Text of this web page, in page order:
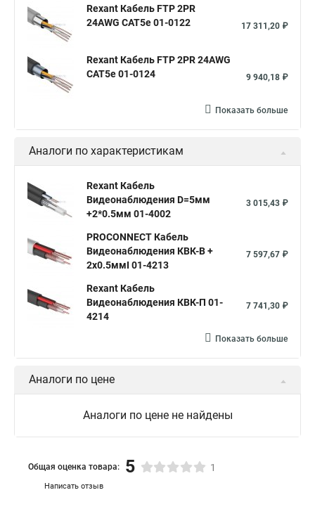
Кабель видеонаблюдения с питанием
Rexant Кабель FTP 2PR
24AWG CAT5e 01-0122
17 311,20 ₽
Rexant Кабель FTP 2PR 24AWG
CAT5e 01-0124
9 940,18 ₽
Показать больше
Аналоги по характеристикам
Rexant Кабель
Видеонаблюдения D=5мм
+2*0.5мм 01-4002
3 015,43 ₽
PROCONNECT Кабель
Видеонаблюдения КВК-В +
2х0.5ммІ 01-4213
7 597,67 ₽
Rexant Кабель
Видеонаблюдения КВК-П 01-
4214
7 741,30 ₽
Показать больше
Аналоги по цене
Аналоги по цене не найдены
Написать отзыв
Общая оценка товара: 5 1